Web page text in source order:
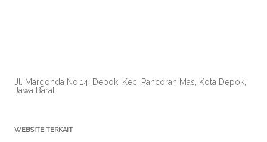
Jl. Margonda No.14, Depok, Kec. Pancoran Mas, Kota Depok,
Jawa Barat
WEBSITE TERKAIT